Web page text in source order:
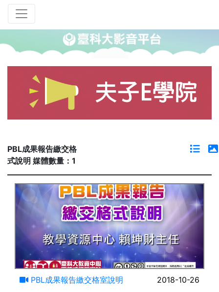
PBL成果報告繳交格
式說明 媒體數量：1
PBL成果報告繳交格室說明 2018-10-26